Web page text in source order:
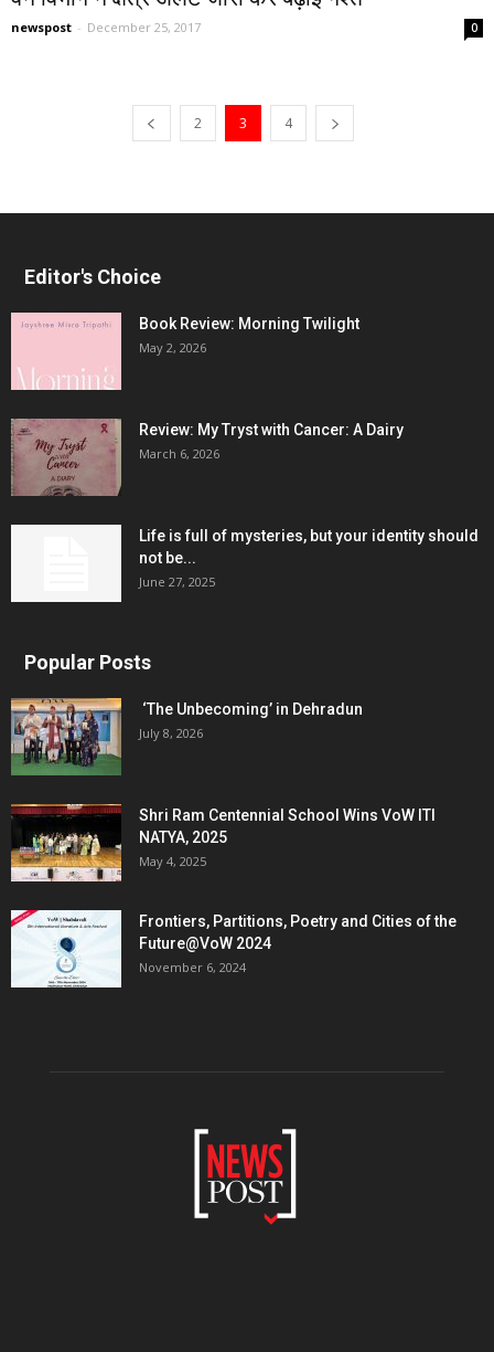
newspost - December 25, 2017 0
2 3 4
Editor's Choice
Book Review: Morning Twilight
May 2, 2026
Review: My Tryst with Cancer: A Dairy
March 6, 2026
Life is full of mysteries, but your identity should
not be...
June 27, 2025
Popular Posts
‘The Unbecoming’ in Dehradun
July 8, 2026
Shri Ram Centennial School Wins VoW ITI
NATYA, 2025
May 4, 2025
Frontiers, Partitions, Poetry and Cities of the
Future@VoW 2024
November 6, 2024